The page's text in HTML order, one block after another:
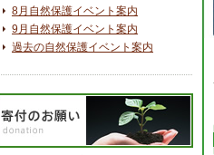
8月自然保護イベント案内
9月自然保護イベント案内
過去の自然保護イベント案内